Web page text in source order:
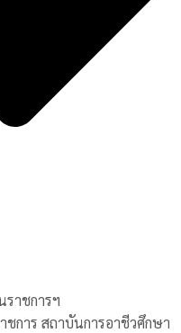
ราชการฯ
ชการ สถาบันการอาชีวศึกษา